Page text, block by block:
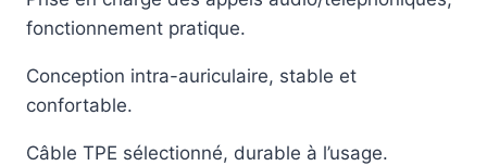
fonctionnement pratique.
Conception intra-auriculaire, stable et
confortable.
Câble TPE sélectionné, durable à l’usage.